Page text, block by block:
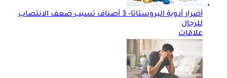
أضرار أدوية البروستاتا- 3 أصناف تسبب ضعف الانتصاب
للرجال
علاقات